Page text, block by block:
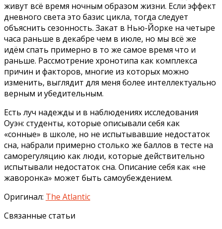
живут всё время ночным образом жизни. Если эффект
дневного света это базис цикла, тогда следует
объяснить сезонность. Закат в Нью-Йорке на четыре
часа раньше в декабре чем в июле, но мы всё же
идём спать примерно в то же самое время что и
раньше. Рассмотрение хронотипа как комплекса
причин и факторов, многие из которых можно
изменить, выглядит для меня более интеллектуально
верным и убедительным.
Есть луч надежды и в наблюдениях исследования
Оуэн: студенты, которые описывали себя как
«сонные» в школе, но не испытывавшие недостаток
сна, набрали примерно столько же баллов в тесте на
саморегуляцию как люди, которые действительно
испытывали недостаток сна. Описание себя как «не
жаворонка» может быть самоубеждением.
Оригинал: The Atlantic
Связанные статьи